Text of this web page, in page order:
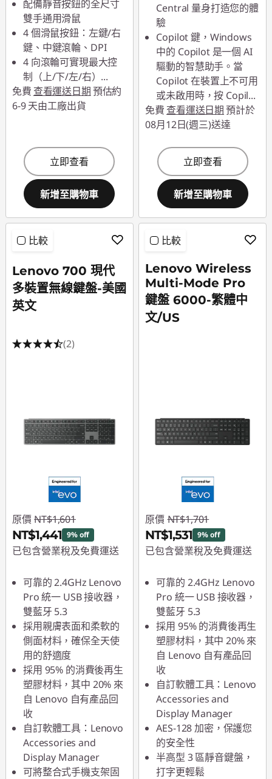
配備靜音按鈕的全尺寸
雙手通用滑鼠
4 個滑鼠按鈕：左鍵/右
鍵、中鍵滾輪、DPI
4 向滾輪可實現最大控
制（上/下/左/右） ...
免費 查看運送日期預估約
6-9 天由工廠出貨
立即查看
新增至購物車
Central 量身打造您的體
驗
Copilot 鍵，Windows
中的 Copilot 是一個 AI
驅動的智慧助手。當
Copilot 在裝置上不可用
或未啟用時，按 Copil...
免費 查看運送日期預計於
08月12日(週三)送達
立即查看
新增至購物車
比較
Lenovo 700 現代
多裝置無線鍵盤-美國
英文
(2)
原價 NT$1,601
NT$1,441 9% off
已包含營業稅及免費運送
可靠的 2.4GHz Lenovo
Pro 統一 USB 接收器，
雙藍牙 5.3
採用親膚表面和柔軟的
側面材料，確保全天使
用的舒適度
採用 95% 的消費後再生
塑膠材料，其中 20% 來
自 Lenovo 自有產品回
收
自訂軟體工具：Lenovo
Accessories and
Display Manager
可將整合式手機支架固
比較
Lenovo Wireless
Multi-Mode Pro
鍵盤 6000-繁體中
文/US
原價 NT$1,701
NT$1,531 9% off
已包含營業稅及免費運送
可靠的 2.4GHz Lenovo
Pro 統一 USB 接收器，
雙藍牙 5.3
採用 95% 的消費後再生
塑膠材料，其中 20% 來
自 Lenovo 自有產品回
收
自訂軟體工具：Lenovo
Accessories and
Display Manager
AES-128 加密，保護您
的安全性
半高型 3 區靜音鍵盤，
打字更輕鬆